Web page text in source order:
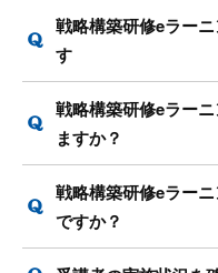
戦略構築研修eラー
す
戦略構築研修eラー
ますか？
戦略構築研修eラー
ですか？